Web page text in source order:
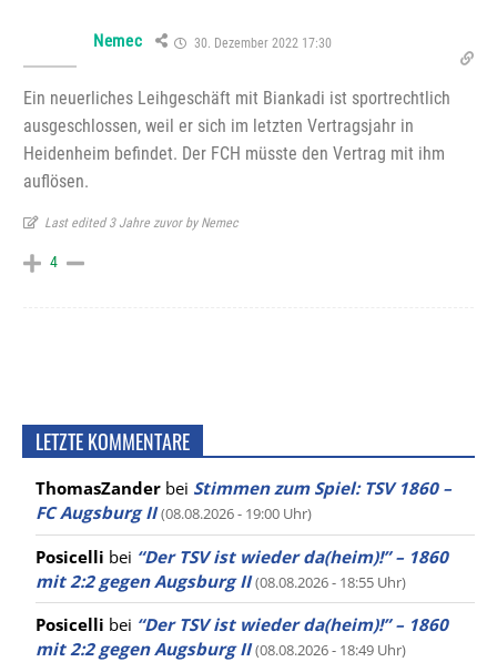
Nemec 30. Dezember 2022 17:30
Ein neuerliches Leihgeschäft mit Biankadi ist sportrechtlich
ausgeschlossen, weil er sich im letzten Vertragsjahr in
Heidenheim befindet. Der FCH müsste den Vertrag mit ihm
auflösen.
Last edited 3 Jahre zuvor by Nemec
4
LETZTE KOMMENTARE
ThomasZander bei Stimmen zum Spiel: TSV 1860 –
FC Augsburg II (08.08.2026 - 19:00 Uhr)
Posicelli bei “Der TSV ist wieder da(heim)!” – 1860
mit 2:2 gegen Augsburg II (08.08.2026 - 18:55 Uhr)
Posicelli bei “Der TSV ist wieder da(heim)!” – 1860
mit 2:2 gegen Augsburg II (08.08.2026 - 18:49 Uhr)